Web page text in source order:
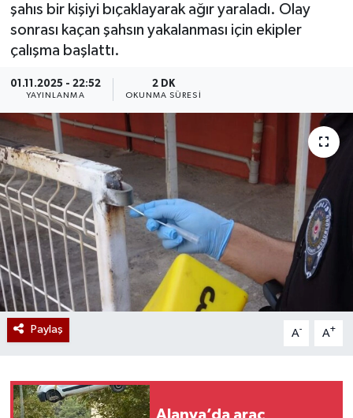
şahıs bir kişiyi bıçaklayarak ağır yaraladı. Olay
sonrası kaçan şahsın yakalanması için ekipler
çalışma başlattı.
01.11.2025 - 22:52
YAYINLANMA
2 DK
OKUNMA SÜRESI
Paylaş A- A+